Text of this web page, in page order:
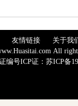
友情链接
关于我
All
编号ICP证： 苏ICP备